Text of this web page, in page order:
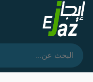
الرئيسية
المشهد